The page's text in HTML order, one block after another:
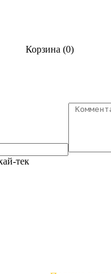
Корзина (0)